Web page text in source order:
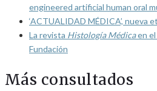
engineered artificial human oral
‘ACTUALIDAD MÉDICA’, nueva
La revista Histología Médicaen el
Fundación
Más consultados